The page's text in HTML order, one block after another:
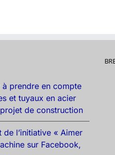
à prendre en compte
et tuyaux en acier
de construction
l’initiative « Aimer
sur Facebook,